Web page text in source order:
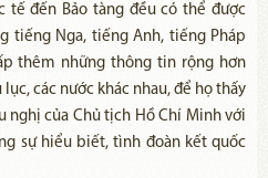
tế đến Bảo tàng đều có thể được
tiếng Nga, tiếng Anh, tiếng Pháp
thêm những thông tin rộng hơn
các nước khác nhau, để họ thấy
nghị của Chủ tịch Hồ Chí Minh với
sự hiểu biết, tình đoàn kết quốc